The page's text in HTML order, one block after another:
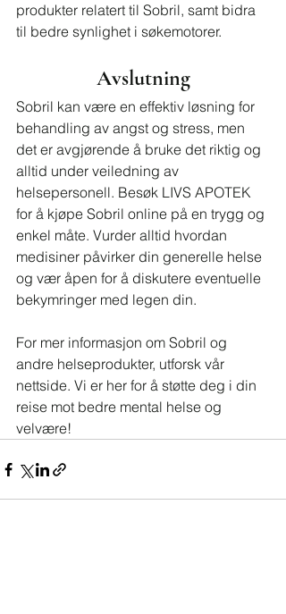
produkter relatert til Sobril, samt bidra
til bedre synlighet i søkemotorer.
Avslutning
Sobril kan være en effektiv løsning for
behandling av angst og stress, men
det er avgjørende å bruke det riktig og
alltid under veiledning av
helsepersonell. Besøk LIVS APOTEK
for å kjøpe Sobril online på en trygg og
enkel måte. Vurder alltid hvordan
medisiner påvirker din generelle helse
og vær åpen for å diskutere eventuelle
bekymringer med legen din.
For mer informasjon om Sobril og
andre helseprodukter, utforsk vår
nettside. Vi er her for å støtte deg i din
reise mot bedre mental helse og
velvære!